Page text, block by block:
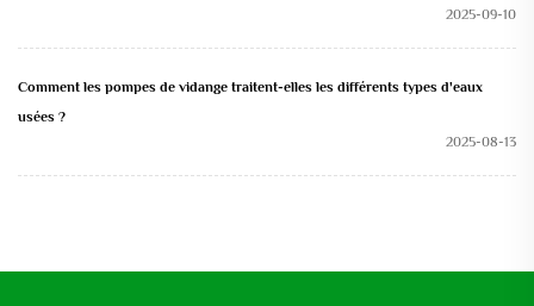
2025-09-10
Comment les pompes de vidange traitent-elles les différents types d'eaux
usées ?
2025-08-13